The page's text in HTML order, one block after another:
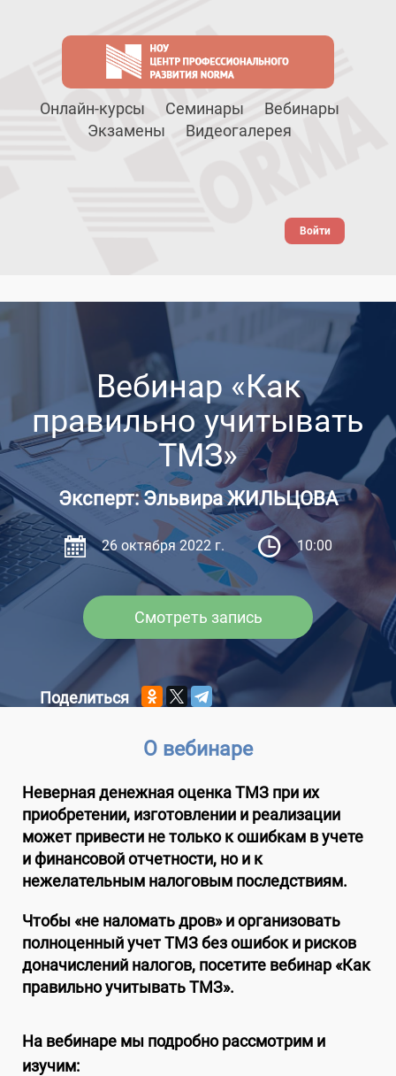
Онлайн-курсы Семинары
Вебинары
Экзамены
Видеогалерея
Войти
Вебинар «Как
правильно учитывать
ТМЗ»
Эксперт: Эльвира ЖИЛЬЦОВА
26 октября 2022 г. 10:00
Смотреть запись
Поделиться
О вебинаре
Неверная денежная оценка ТМЗ при их
приобретении, изготовлении и реализации
может привести не только к ошибкам в учете
и финансовой отчетности, но и к
нежелательным налоговым последствиям.
Чтобы «не наломать дров» и организовать
полноценный учет ТМЗ без ошибок и рисков
доначислений налогов, посетите вебинар «Как
правильно учитывать ТМЗ».
На вебинаре мы подробно рассмотрим и
изучим: